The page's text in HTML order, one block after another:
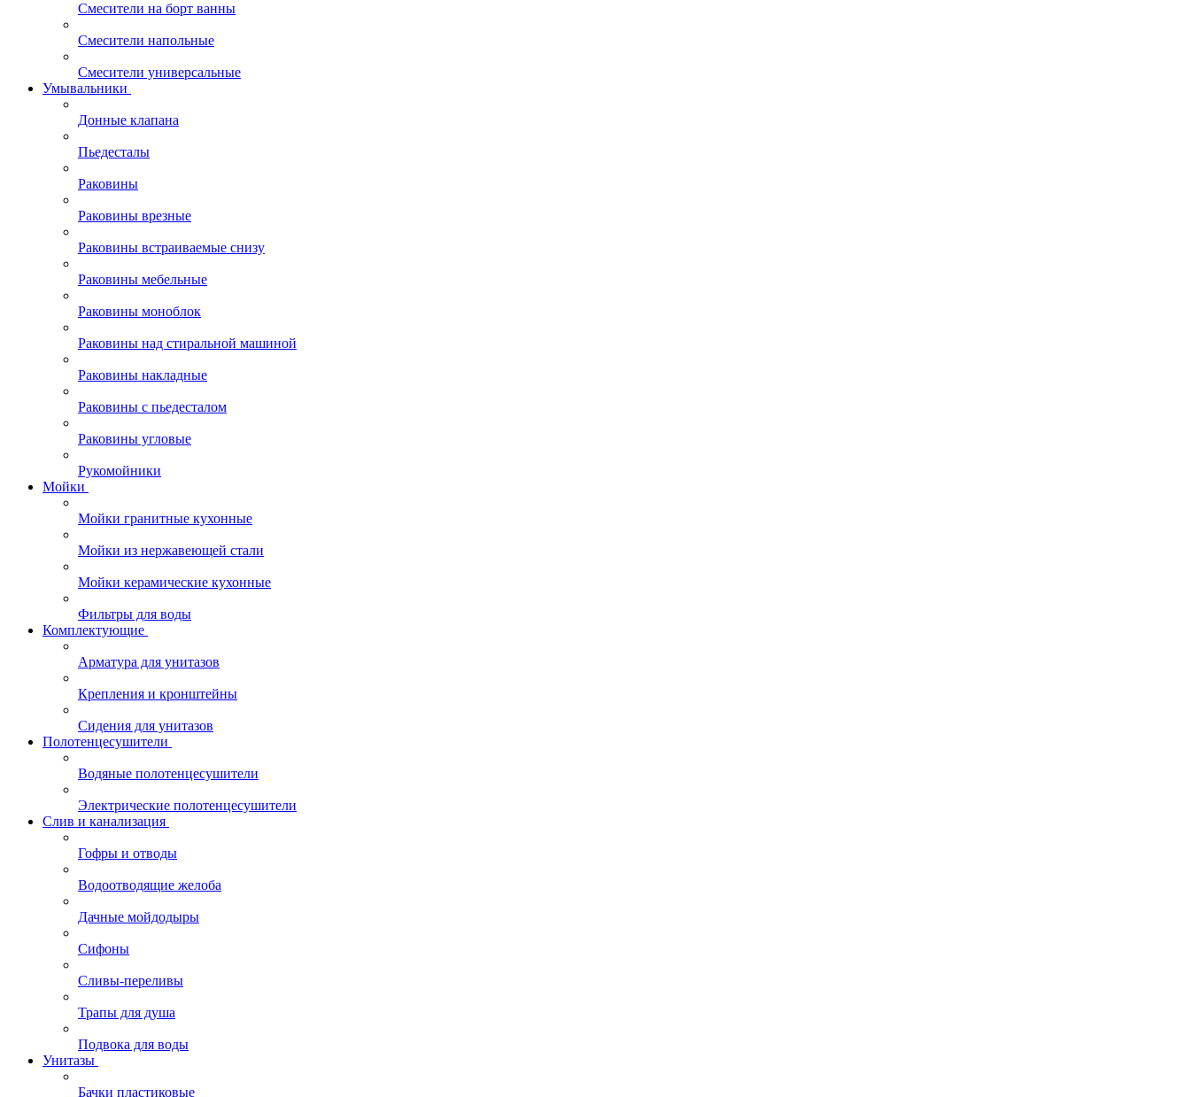
Смесители на борт ванны
Смесители напольные
Смесители универсальные
Умывальники
Донные клапана
Пьедесталы
Раковины
Раковины врезные
Раковины встраиваемые снизу
Раковины мебельные
Раковины моноблок
Раковины над стиральной машиной
Раковины накладные
Раковины с пьедесталом
Раковины угловые
Рукомойники
Мойки
Мойки гранитные кухонные
Мойки из нержавеющей стали
Мойки керамические кухонные
Фильтры для воды
Комплектующие
Арматура для унитазов
Крепления и кронштейны
Сидения для унитазов
Полотенцесушители
Водяные полотенцесушители
Электрические полотенцесушители
Слив и канализация
Гофры и отводы
Водоотводящие желоба
Дачные мойдодыры
Сифоны
Сливы-переливы
Трапы для душа
Подвока для воды
Унитазы
Бачки пластиковые